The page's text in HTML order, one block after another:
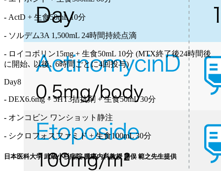
- ActD + 生食50mL 10分
- ソルデム3A 1,500mL 24時間持続点滴
- ロイコボリン15mg + 生食50mL 10分 (MTX終了後24時間後
に開始､ 以後､ 6時間ごとに4回投与)
Day8
- DEX6.6mg + 5HT3拮抗剤 + 生食50mL 30分
- オンコビン ワンショット静注
- シクロフォスファミド + 生食100mL 30分
日本医科大学 武蔵小杉病院 腫瘍内科教授 勝俣 範之先生提供